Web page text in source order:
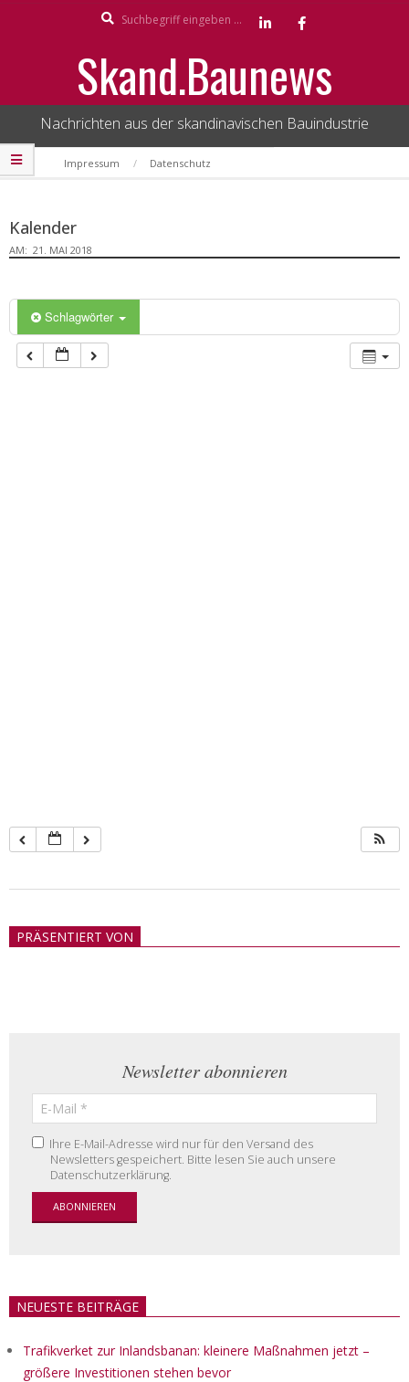
Skand.Baunews
Nachrichten aus der skandinavischen Bauindustrie
Secondary
Navigation
Impressum Datenschutz
Kalender
AM: 21. MAI 2018
Schlagwörter
21
PRÄSENTIERT VON
Newsletter abonnieren
Ihre E-Mail-Adresse wird nur für den Versand des
Newsletters gespeichert. Bitte lesen Sie auch unsere
Datenschutzerklärung.
NEUESTE BEITRÄGE
Trafikverket zur Inlandsbanan: kleinere Maßnahmen jetzt –
größere Investitionen stehen bevor